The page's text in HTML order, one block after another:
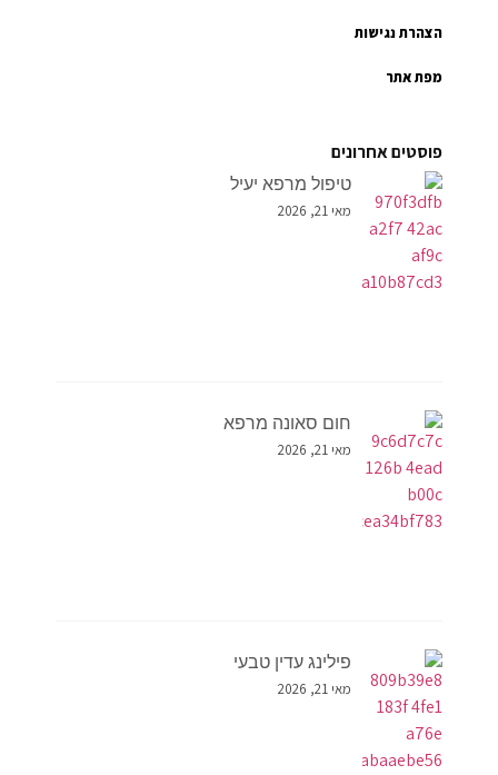
הצהרת נגישות
מפת אתר
פוסטים אחרונים
טיפול מרפא יעיל
מאי 21, 2026
חום סאונה מרפא
מאי 21, 2026
פילינג עדין טבעי
מאי 21, 2026